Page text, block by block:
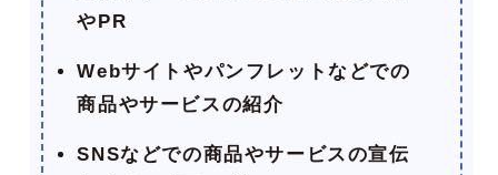
やPR
Webサイトやパンフレットなどでの
商品やサービスの紹介
SNSなどでの商品やサービスの宣伝